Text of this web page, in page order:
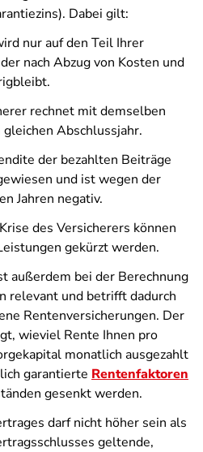
Dabei gilt:
nur auf den Teil Ihrer
nach Abzug von Kosten und
rechnet mit demselben
Abschlussjahr.
der bezahlten Beiträge
und ist wegen der
Jahren negativ.
des Versicherers können
gekürzt werden.
außerdem bei der Berechnung
relevant und betrifft dadurch
Rentenversicherungen. Der
wieviel Rente Ihnen pro
monatlich ausgezahlt
garantierte Rentenfaktoren
gesenkt werden.
darf nicht höher sein als
geltende,